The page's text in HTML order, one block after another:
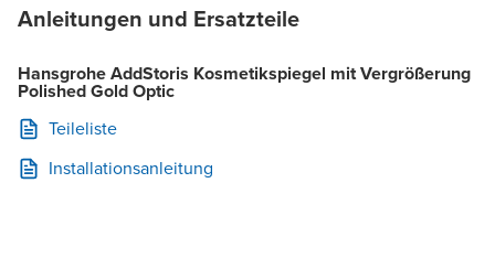
Anleitungen und Ersatzteile
Hansgrohe AddStoris Kosmetikspiegel mit Vergrößerung
Polished Gold Optic
Teileliste
Installationsanleitung